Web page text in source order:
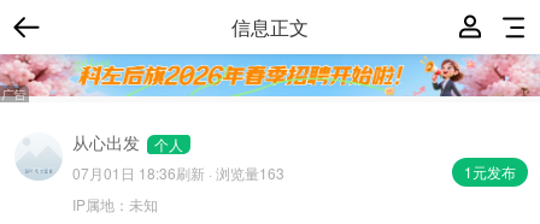
信息正文
从心出发
个人
1元发布
07月01日 18:36刷新 · 浏览量163
IP属地： 未知